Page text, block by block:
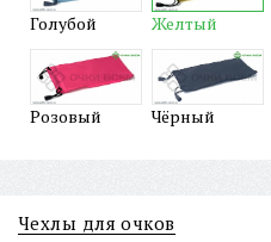
Голубой Желтый
Розовый Чёрный
Чехлы для очков